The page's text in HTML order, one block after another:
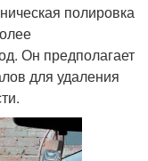
полировка
Он предполагает
для удаления